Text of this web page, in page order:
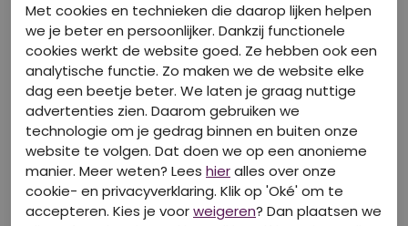
40-50-60% korting 40-50-60% korting
Met cookies en technieken die daarop lijken helpen
we je beter en persoonlijker. Dankzij functionele
cookies werkt de website goed. Ze hebben ook een
analytische functie. Zo maken we de website elke
dag een beetje beter. We laten je graag nuttige
advertenties zien. Daarom gebruiken we
technologie om je gedrag binnen en buiten onze
website te volgen. Dat doen we op een anonieme
manier. Meer weten? Lees hieralles over onze
cookie- en privacyverklaring. Klik op 'Oké' om te
accepteren. Kies je voorweigeren? Dan plaatsen we